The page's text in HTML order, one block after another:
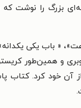
بزرگ را نوشت که
« باب یکی یکدانه»
«ایوان منحصربهفرد»